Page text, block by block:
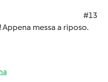
#13
messa a riposo.